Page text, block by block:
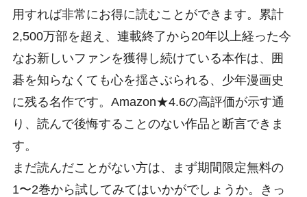
用すれば非常にお得に読むことができます。累計
2,500万部を超え、連載終了から20年以上経った今
なお新しいファンを獲得し続けている本作は、囲
碁を知らなくても心を揺さぶられる、少年漫画史
に残る名作です。Amazon★4.6の高評価が示す通
り、読んで後悔することのない作品と断言できま
す。
まだ読んだことがない方は、まず期間限定無料の
1〜2巻から試してみてはいかがでしょうか。きっ